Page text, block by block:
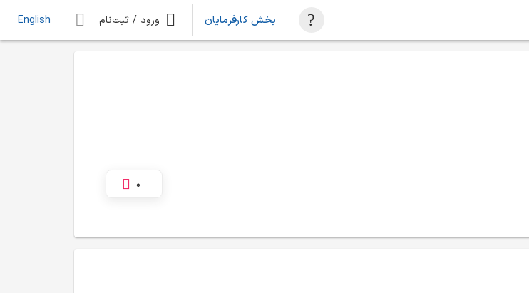
بخش کارفرمایان ورود / ثبت‌نام English
0